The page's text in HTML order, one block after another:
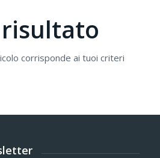
corrisponde ai tuoi criteri